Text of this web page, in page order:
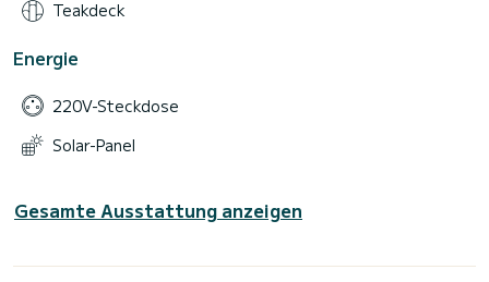
Teakdeck
Energie
220V-Steckdose
Solar-Panel
Gesamte Ausstattung anzeigen